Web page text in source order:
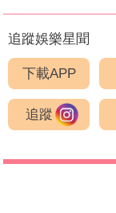
追蹤娛樂星聞
下載APP
追蹤